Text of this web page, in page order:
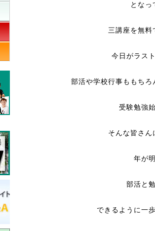
となっ
三講座を無料
今日がラス
部活や学校行事ももちろ
受験勉強
そんな皆さん
年が
部活と
できるように一